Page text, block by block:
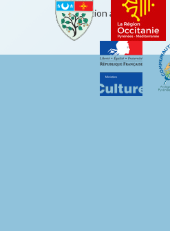
Éducation artistique